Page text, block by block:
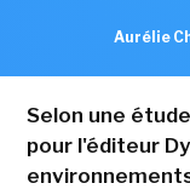
Aurélie
Selon une
pour l'éditeur